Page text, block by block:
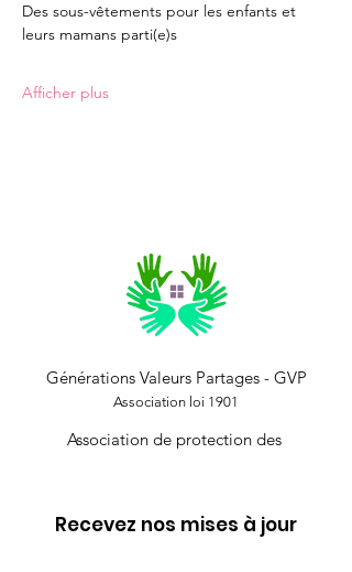
Des sous-vêtements pour les enfants et
leurs mamans parti(e)s
Afficher plus
Générations Valeurs Partages - GVP
Association loi 1901
Association de protection des
Recevez nos mises à jour